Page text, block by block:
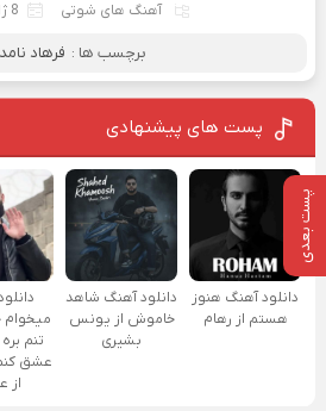
پست بعدی
آهنگ های شوتی 8 ژانویه 2024
برچسب ها : فرهاد
پست های پیشنهادی
دانلود آهنگ هنوز
هستم از رهام
دانلود آهنگ شاهد
خاموش از یونس
بشیری
میخوام
تنم
عشق
از